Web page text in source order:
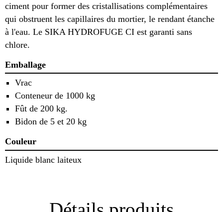
ciment pour former des cristallisations complémentaires
qui obstruent les capillaires du mortier, le rendant étanche
à l'eau. Le SIKA HYDROFUGE CI est garanti sans
chlore.
Emballage
Vrac
Conteneur de 1000 kg
Fût de 200 kg.
Bidon de 5 et 20 kg
Couleur
Liquide blanc laiteux